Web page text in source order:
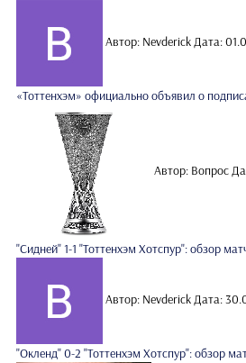
Автор: NevderickДата:
«Тоттенхэм» официально объявил о
Автор: Вопрос
"Сидней" 1-1 "Тоттенхэм Хотспур": обзор
Автор: NevderickДата:
"Окленд" 0-2 "Тоттенхэм Хотспур": обзор